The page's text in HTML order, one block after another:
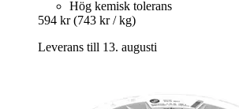
Hög kemisk tolerans
594 kr (743 kr / kg)
Leverans till 13. augusti